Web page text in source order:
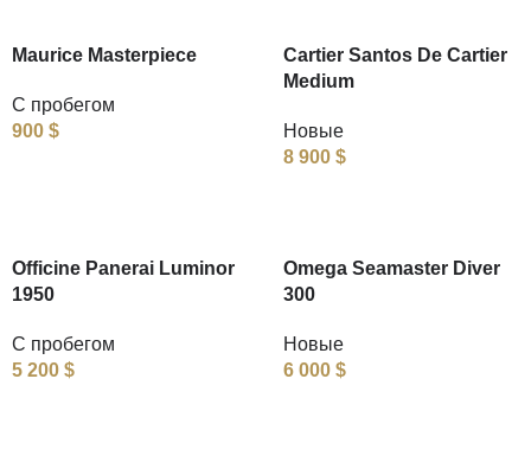
Maurice Masterpiece
С пробегом
900 $
Cartier Santos De Cartier
Medium
Новые
8 900 $
Officine Panerai Luminor
1950
С пробегом
5 200 $
Omega Seamaster Diver
300
Новые
6 000 $